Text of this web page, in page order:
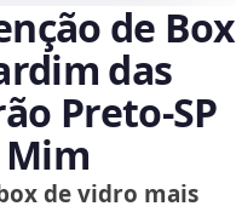
de Box
das
Preto‑SP
de vidro mais